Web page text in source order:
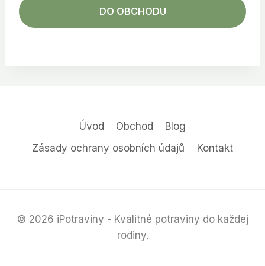
DO OBCHODU
Úvod Obchod
Blog
Zásady ochrany osobních údajů
Kontakt
© 2026 iPotraviny - Kvalitné potraviny do každej
rodiny.